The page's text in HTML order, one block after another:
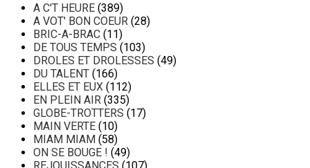
A C'T HEURE (389)
A VOT' BON COEUR (28)
BRIC-A-BRAC (11)
DE TOUS TEMPS (103)
DROLES ET DROLESSES (49)
DU TALENT (166)
ELLES ET EUX (112)
EN PLEIN AIR (335)
GLOBE-TROTTERS (17)
MAIN VERTE (10)
MIAM MIAM (58)
ON SE BOUGE ! (49)
REJOUISSANCES (107)